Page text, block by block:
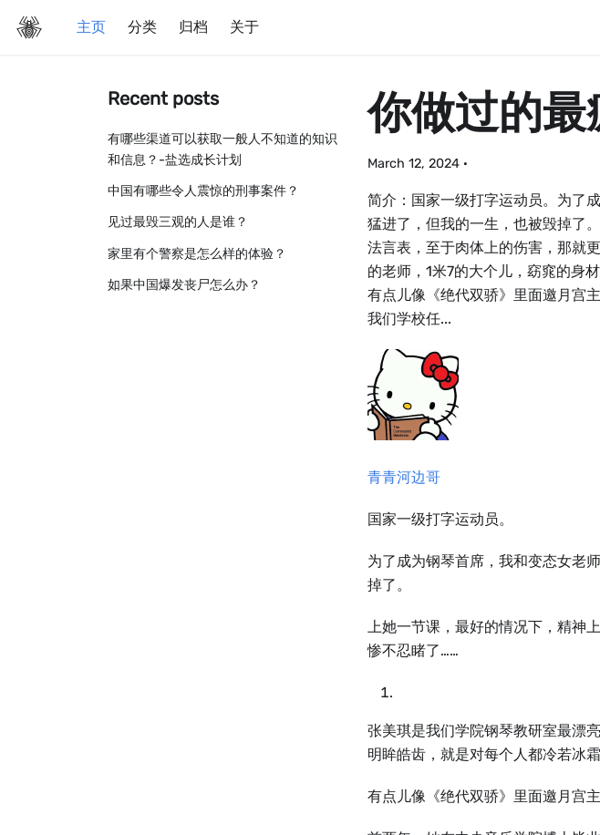
主页 分类 归档 关于
Recent posts
有哪些渠道可以获取一般人不知道的知识
和信息？-盐选成长计划
中国有哪些令人震惊的刑事案件？
见过最毁三观的人是谁？
家里有个警察是怎么样的体验？
如果中国爆发丧尸怎么办？
你做过的最
March 12, 2024 ·
简介：国家一级打字运动员。为了
猛进了，但我的一生，也被毁掉了
法言表，至于肉体上的伤害，那就
的老师，1米7的大个儿，窈窕的身
有点儿像《绝代双骄》里面邀月宫
我们学校任...
青青河边哥
国家一级打字运动员。
为了成为钢琴首席，我和变态女老
掉了。
上她一节课，最好的情况下，精神
惨不忍睹了……
张美琪是我们学院钢琴教研室最漂
明眸皓齿，就是对每个人都冷若冰霜
有点儿像《绝代双骄》里面邀月宫主